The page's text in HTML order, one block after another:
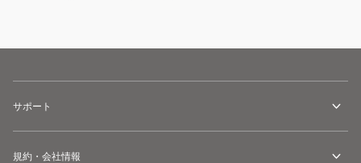
サポート
規約・会社情報